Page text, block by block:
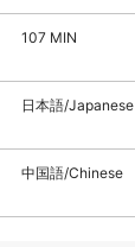
107 MIN
日本語/Japanese
中国語/Chinese